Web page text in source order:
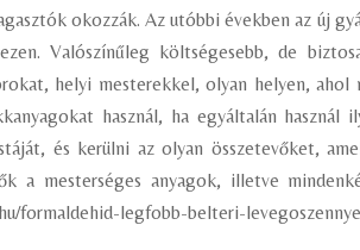
okozzák. Az utóbbi években az új
Valószínűleg költségesebb, de
helyi mesterekkel, olyan helyen, ahol
használ, ha egyáltalán használ
és kerülni az olyan összetevőket,
a mesterséges anyagok, illetve
formaldehid-legfobb-belteri-